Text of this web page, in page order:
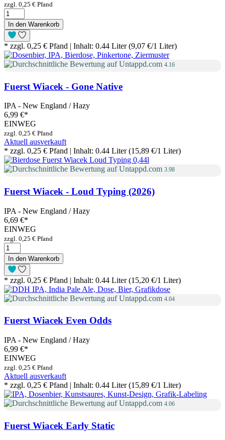
zzgl. 0,25 € Pfand
In den Warenkorb
* zzgl. 0,25 € Pfand | Inhalt: 0.44 Liter (9,07 €/1 Liter)
4.16
Fuerst Wiacek - Gone Native
IPA - New England / Hazy
6,99 €*
EINWEG
zzgl. 0,25 € Pfand
Aktuell ausverkauft
* zzgl. 0,25 € Pfand | Inhalt: 0.44 Liter (15,89 €/1 Liter)
3.98
Fuerst Wiacek - Loud Typing (2026)
IPA - New England / Hazy
6,69 €*
EINWEG
zzgl. 0,25 € Pfand
In den Warenkorb
* zzgl. 0,25 € Pfand | Inhalt: 0.44 Liter (15,20 €/1 Liter)
4.04
Fuerst Wiacek Even Odds
IPA - New England / Hazy
6,99 €*
EINWEG
zzgl. 0,25 € Pfand
Aktuell ausverkauft
* zzgl. 0,25 € Pfand | Inhalt: 0.44 Liter (15,89 €/1 Liter)
4.06
Fuerst Wiacek Early Static